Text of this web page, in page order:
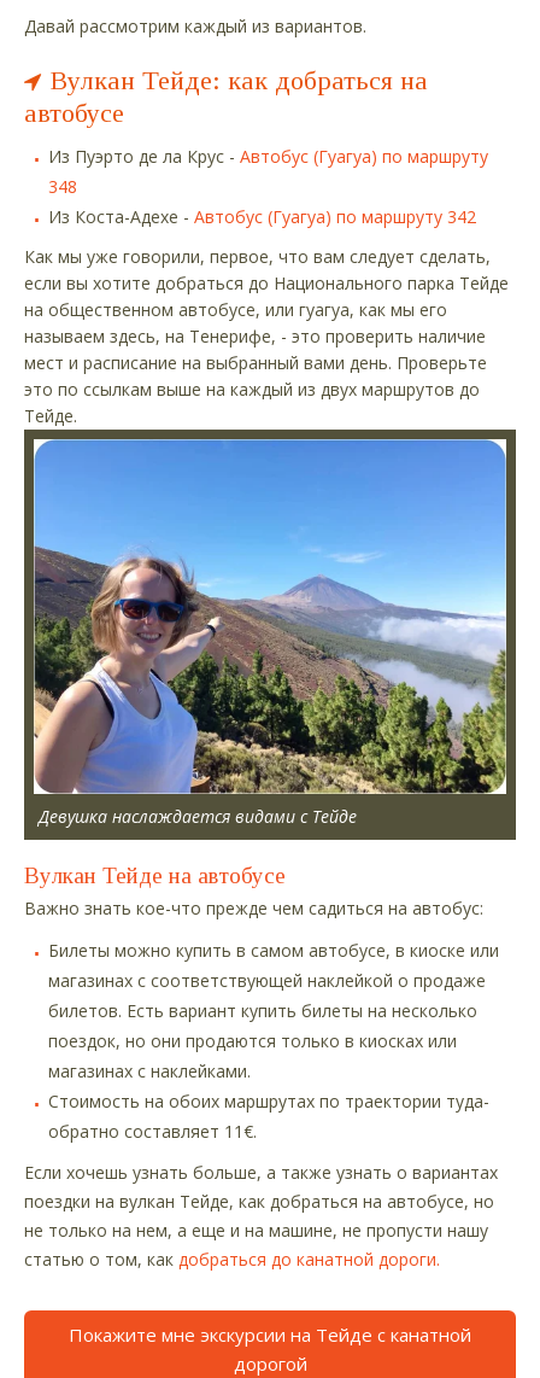
Давай рассмотрим каждый из вариантов.
Вулкан Тейде: как добраться на
автобусе
Из Пуэрто де ла Крус - Автобус (Гуагуа) по маршруту
348
Из Коста-Адехе - Автобус (Гуагуа) по маршруту 342
Как мы уже говорили, первое, что вам следует сделать,
если вы хотите добраться до Национального парка Тейде
на общественном автобусе, или гуагуа, как мы его
называем здесь, на Тенерифе, - это проверить наличие
мест и расписание на выбранный вами день. Проверьте
это по ссылкам выше на каждый из двух маршрутов до
Тейде.
Девушка наслаждается видами с Тейде
Вулкан Тейде на автобусе
Важно знать кое-что прежде чем садиться на автобус:
Билеты можно купить в самом автобусе, в киоске или
магазинах с соответствующей наклейкой о продаже
билетов. Есть вариант купить билеты на несколько
поездок, но они продаются только в киосках или
магазинах с наклейками.
Стоимость на обоих маршрутах по траектории туда-
обратно составляет 11€.
Если хочешь узнать больше, а также узнать о вариантах
поездки на вулкан Тейде, как добраться на автобусе, но
не только на нем, а еще и на машине, не пропусти нашу
статью о том, как добраться до канатной дороги.
Покажите мне экскурсии на Тейде с канатной
дорогой